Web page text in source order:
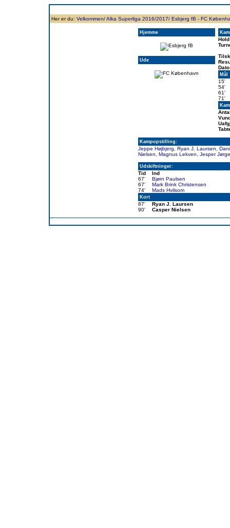
Her er du: Velkommen/Alka Superliga 2016/2017/ Esbjerg fB - FC
Hjemme
Ude
Mål
15'
54'
61'
71'
Kampopstilling:
Jeppe Højbjerg Ryan J. Laursen
Nielsen
Magnus Lekven Jesper
Udskiftninger:
Tid
Ind
67'
Bjørn Paulsen
67'
Mark Brink Christensen
74'
Mads Hvilsom
Kort
87'
Ryan J. Laursen
90'
Casper Nielsen